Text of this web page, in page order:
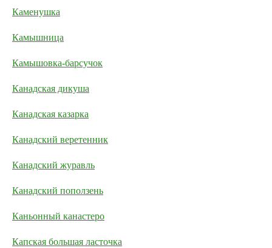
Каменушка
Камышница
Камышовка-барсучок
Канадская дикуша
Канадская казарка
Канадский веретенник
Канадский журавль
Канадский поползень
Каньонный канастеро
Капская большая ласточка